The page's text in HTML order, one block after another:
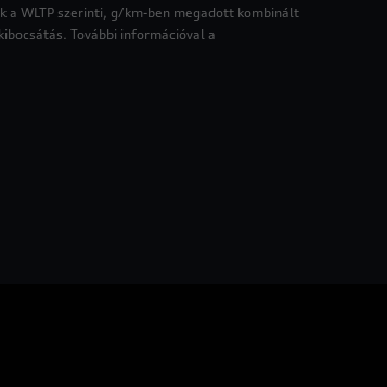
a WLTP szerinti, g/km-ben megadott kombinált
További információval a